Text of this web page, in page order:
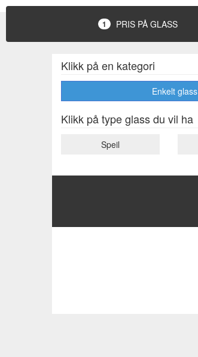
1 PRIS PÅ GLASS
Klikk på en kategori
Enkelt glass
Klikk på type glass du vil ha
Speil